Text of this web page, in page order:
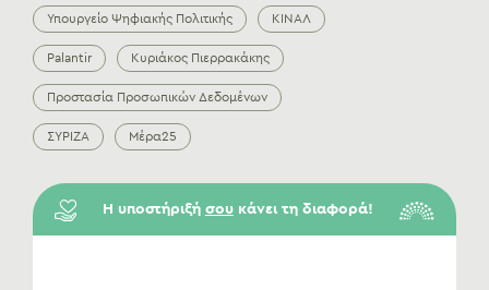
Υπουργείο Ψηφιακής Πολιτικής ΚΙΝΑΛ
Palantir Κυριάκος Πιερρακάκης
Προστασία Προσωπικών Δεδομένων
ΣΥΡΙΖΑ Μέρα25
Η υποστήριξή σουκάνει τη διαφορά!